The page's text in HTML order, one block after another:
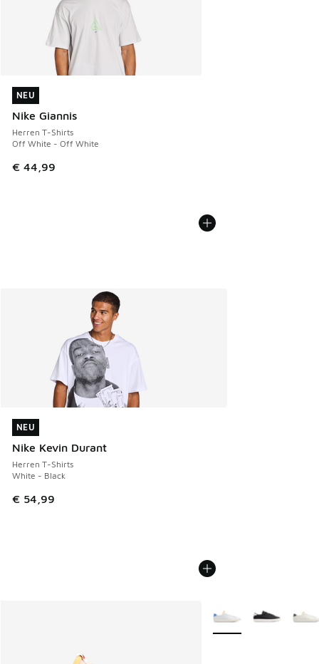
NEU
Nike Giannis
Herren T-Shirts
Off White - Off White
€ 44,99
NEU
NEU
Nike Kevin Durant
Herren T-Shirts
White - Black
€ 54,99
NEU
Weitere Farben